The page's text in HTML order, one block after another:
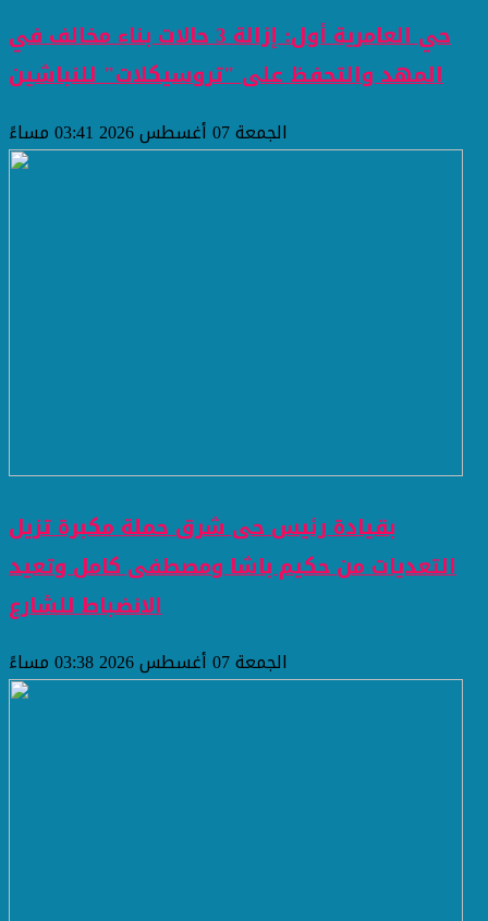
حي العامرية أول: إزالة 3 حالات بناء مخالف في
المهد والتحفظ على "تروسيكلات" للنباشين
الجمعة 07 أغسطس 2026 03:41 مساءً
بقيادة رئيس حى شرق حملة مكبرة تزيل
التعديات من حكيم باشا ومصطفى كامل وتعيد
الانضباط للشارع
الجمعة 07 أغسطس 2026 03:38 مساءً